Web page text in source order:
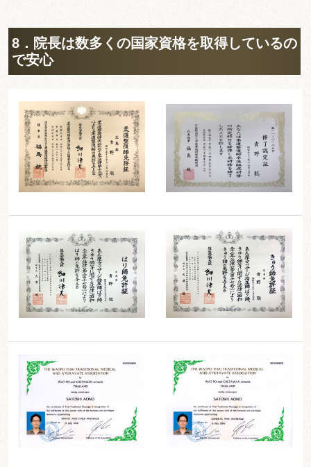
8．院長は数多くの国家資格を取得しているの
で安心